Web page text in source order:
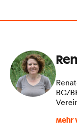
BG/
Mehr